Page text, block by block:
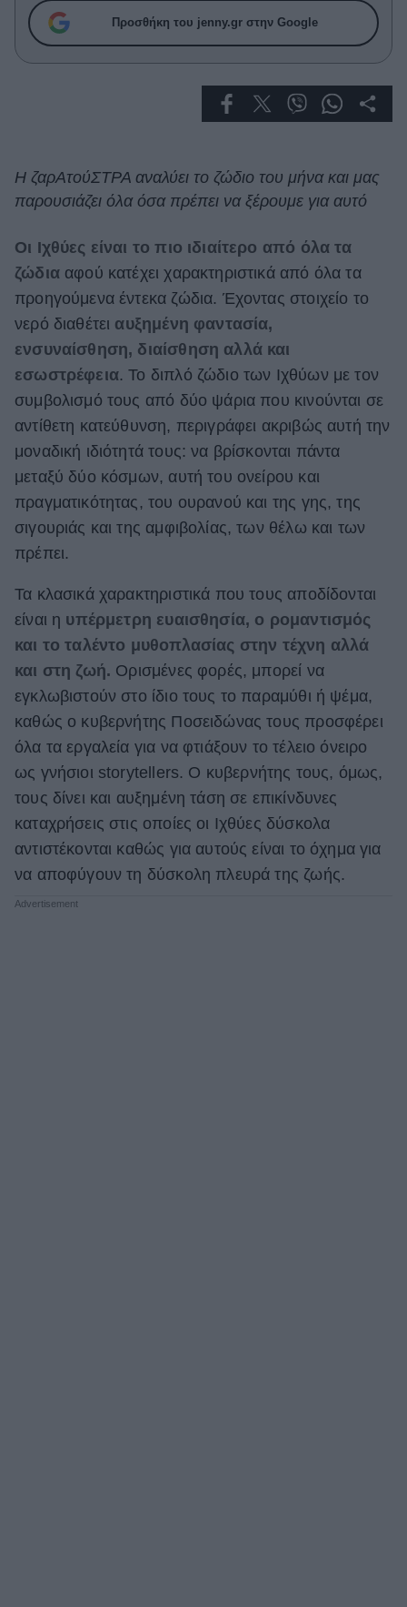
Συνεντεύξεις
Who
True Stories
Living
Deco
Cooking
Green
Αφιερώματα
ΒΟΞ
Χωρίς Ταμπέλες
Women's Forum
Hautes Grecians
Γάμος
Market News
Προσθήκη του jenny.gr στην Google
Η ζαρΑτούΣΤΡΑ αναλύει το ζώδιο του μήνα και μας
παρουσιάζει όλα όσα πρέπει να ξέρουμε για αυτό
Οι Ιχθύες είναι το πιο ιδιαίτερο από όλα τα
ζώδιααφού κατέχει χαρακτηριστικά από όλα τα
προηγούμενα έντεκα ζώδια. Έχοντας στοιχείο το
νερό διαθέτει αυξημένη φαντασία,
ενσυναίσθηση, διαίσθηση αλλά και
εσωστρέφεια. Το διπλό ζώδιο των Ιχθύων με τον
συμβολισμό τους από δύο ψάρια που κινούνται σε
αντίθετη κατεύθυνση, περιγράφει ακριβώς αυτή την
μοναδική ιδιότητά τους: να βρίσκονται πάντα
μεταξύ δύο κόσμων, αυτή του ονείρου και
πραγματικότητας, του ουρανού και της γης, της
σιγουριάς και της αμφιβολίας, των θέλω και των
πρέπει.
Τα κλασικά χαρακτηριστικά που τους αποδίδονται
είναι η υπέρμετρη ευαισθησία, ο ρομαντισμός
και το ταλέντο μυθοπλασίας στην τέχνη αλλά
και στη ζωή. Ορισμένες φορές, μπορεί να
εγκλωβιστούν στο ίδιο τους το παραμύθι ή ψέμα,
καθώς ο κυβερνήτης Ποσειδώνας τους προσφέρει
όλα τα εργαλεία για να φτιάξουν το τέλειο όνειρο
ως γνήσιοι storytellers. Ο κυβερνήτης τους, όμως,
τους δίνει και αυξημένη τάση σε επικίνδυνες
καταχρήσεις στις οποίες οι Ιχθύες δύσκολα
αντιστέκονται καθώς για αυτούς είναι το όχημα για
να αποφύγουν τη δύσκολη πλευρά της ζωής.